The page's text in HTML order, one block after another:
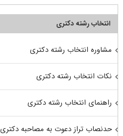
انتخاب رشته دکتری
مشاوره انتخاب رشته دکتری
نکات انتخاب رشته دکتری
راهنمای انتخاب رشته دکتری
حدنصاب تراز دعوت به مصاحبه دکتری